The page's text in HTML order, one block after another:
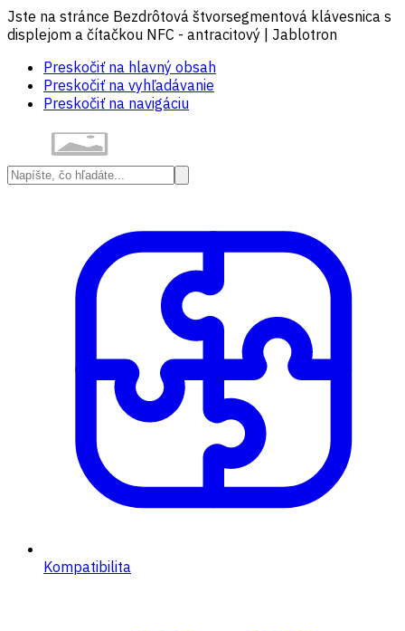
Jste na stránce Bezdrôtová štvorsegmentová klávesnica s
displejom a čítačkou NFC - antracitový | Jablotron
Preskočiť na hlavný obsah
Preskočiť na vyhľadávanie
Preskočiť na navigáciu
Kompatibilita